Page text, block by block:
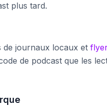
plus tard.
de journaux locaux et
de podcast que les